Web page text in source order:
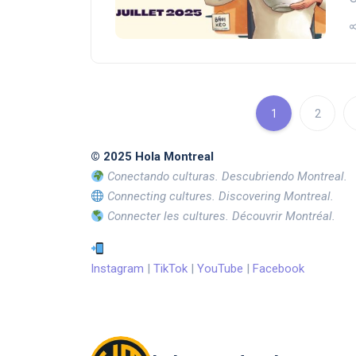
1 2
© 2025 Hola Montreal
Conectando culturas. Descubriendo Montreal.
Connecting cultures. Discovering Montreal.
Connecter les cultures. Découvrir Montréal.
Instagram | TikTok | YouTube | Facebook